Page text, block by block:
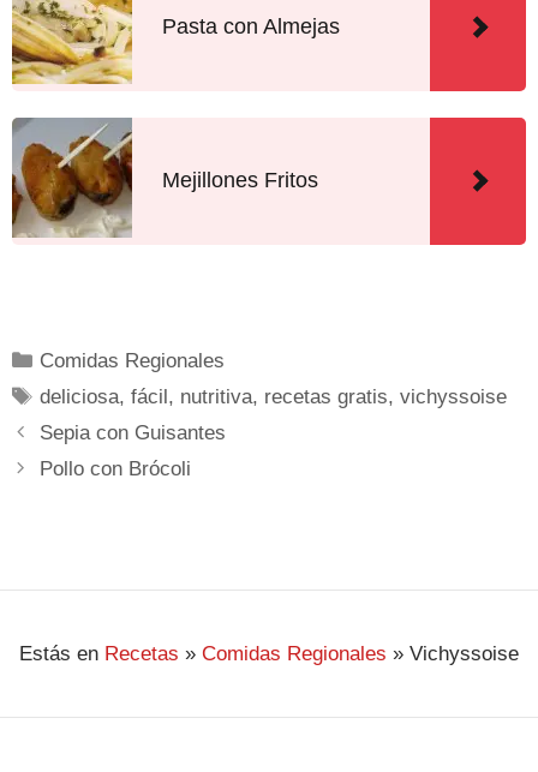
Pasta con Almejas
Mejillones Fritos
Comidas Regionales
deliciosa,fácil, nutritiva, recetas gratis,vichyssoise
Sepia con Guisantes
Pollo con Brócoli
Estás en Recetas » Comidas Regionales » Vichyssoise